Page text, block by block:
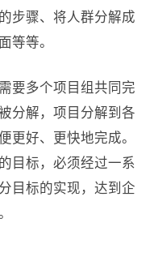
步骤、将人群分解成
等等。
要多个项目组共同完
分解，项目分解到各
更好、更快地完成。
目标，必须经过一系
目标的实现，达到企